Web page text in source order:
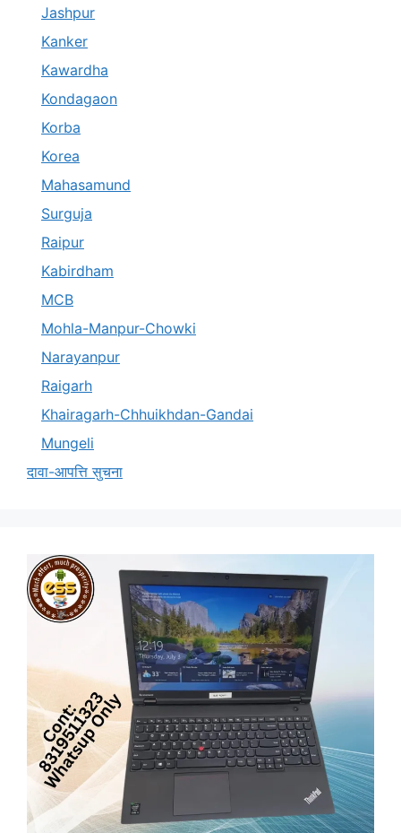
Jashpur
Kanker
Kawardha
Kondagaon
Korba
Korea
Mahasamund
Surguja
Raipur
Kabirdham
MCB
Mohla-Manpur-Chowki
Narayanpur
Raigarh
Khairagarh-Chhuikhdan-Gandai
Mungeli
दावा-आपत्ति सुचना